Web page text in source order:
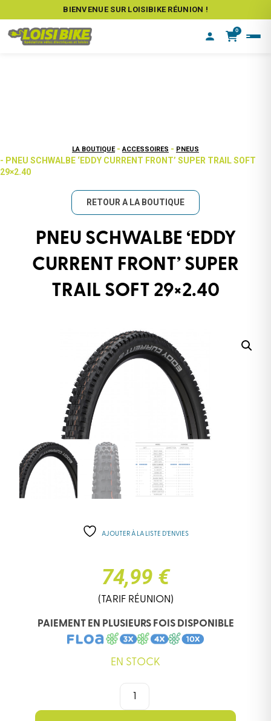
BIENVENUE SUR LOISIBIKE RÉUNION !
0
LA BOUTIQUE - ACCESSOIRES - PNEUS
- PNEU SCHWALBE ‘EDDY CURRENT FRONT’ SUPER TRAIL SOFT
29×2.40
RETOUR A LA BOUTIQUE
PNEU SCHWALBE ‘EDDY
CURRENT FRONT’ SUPER
TRAIL SOFT 29×2.40
AJOUTER À LA LISTE D’ENVIES
74,99 €
(TARIF RÉUNION)
PAIEMENT EN PLUSIEURS FOIS DISPONIBLE
EN STOCK
QUANTITÉ
PNEU